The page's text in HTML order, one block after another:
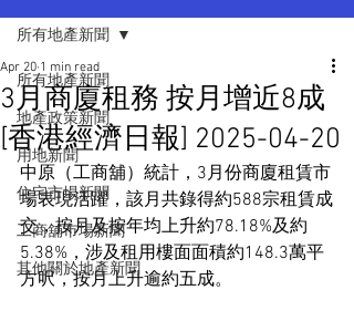
所有地產新聞
地產政策新聞
用地新聞
住宅市場新聞
工商舖市場新聞
其他關於地產新聞
所有地產新聞
3月商廈租務 按月增近8成
[香港經濟日報] 2025-04-20
Apr 20 1 min read
中原（工商舖）統計，3月份商廈租賃市
場表現活躍，該月共錄得約588宗租賃成
交，按月及按年均上升約78.18%及約
5.38%，涉及租用樓面面積約148.3萬平
方呎，按月上升逾約五成。